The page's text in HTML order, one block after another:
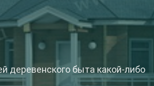
деревенского быта какой-либо